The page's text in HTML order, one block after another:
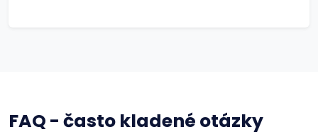
FAQ - často kladené otázky